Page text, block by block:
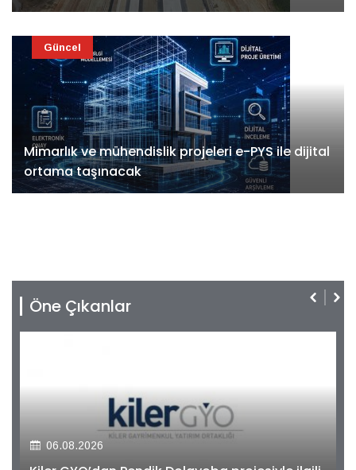
Mimarlık ve mühendislik projeleri e-PYS ile dijital
ortama taşınacak
Güncel
Öne Çıkanlar
06.08.2026